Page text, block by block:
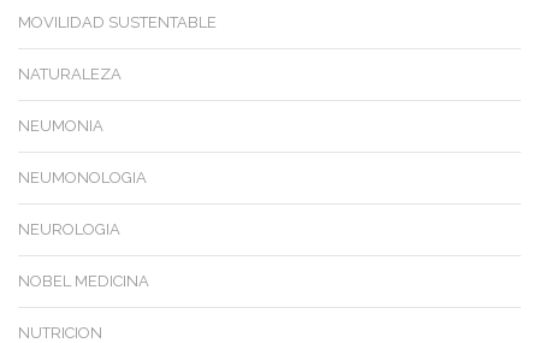
MOVILIDAD SUSTENTABLE
NATURALEZA
NEUMONIA
NEUMONOLOGIA
NEUROLOGIA
NOBEL MEDICINA
NUTRICION